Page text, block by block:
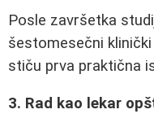
Posle završetka
šestomesečni
stiču prva praktična
3. Rad kao lekar